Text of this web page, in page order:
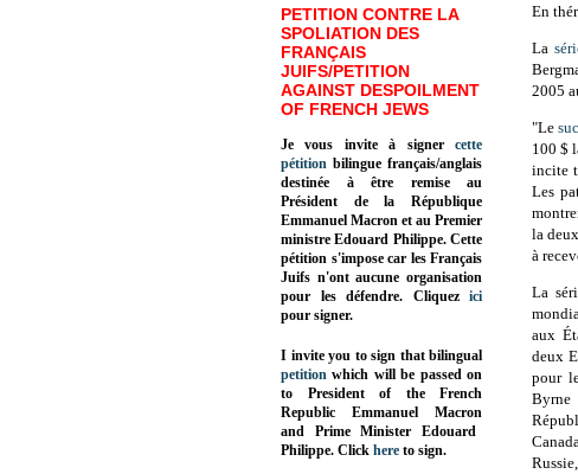
En
La
2005
"Le
100 $
incite
Les
la
à
La
aux
deux
pour
PETITION CONTRE LA
SPOLIATION DES
FRANÇAIS
JUIFS/PETITION
AGAINST DESPOILMENT
OF FRENCH JEWS
Je vous invite à signer cette
pétition bilingue français/anglais
destinée à être remise au
Président de la République
Emmanuel Macron et au Premier
ministre Edouard Philippe. Cette
pétition s'impose car les Français
Juifs n'ont aucune organisation
pour les défendre. Cliquez
ici
pour signer.
I invite you to sign that bilingual
petition which will be passed on
to President of the French
Republic Emmanuel Macron
and Prime Minister Edouard
Philippe. Click here to sign.